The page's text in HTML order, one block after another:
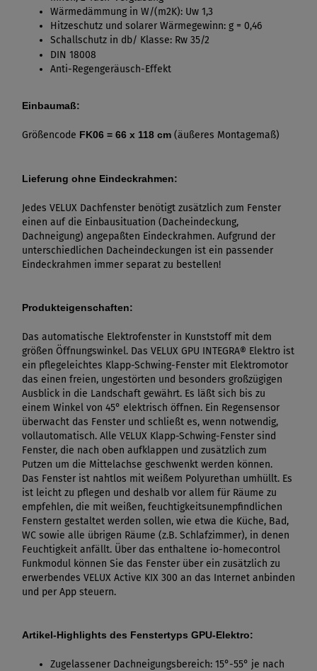
Wärmedämmung in W/(m2K): Uw 1,3
Hitzeschutz und solarer Wärmegewinn: g = 0,46
Schallschutz in db/ Klasse: Rw 35/2
DIN 18008
Anti-Regengeräusch-Effekt
Einbaumaß:
Größencode FK06 = 66 x 118 cm (äußeres Montagemaß)
Lieferung ohne Eindeckrahmen:
Jedes VELUX Dachfenster benötigt zusätzlich zum Fenster
einen auf die Einbausituation (Dacheindeckung,
Dachneigung) angepaßten Eindeckrahmen. Aufgrund der
unterschiedlichen Dacheindeckungen ist ein passender
Eindeckrahmen immer separat zu bestellen!
Produkteigenschaften:
Das automatische Elektrofenster in Kunststoff mit dem
größen Öffnungswinkel. Das VELUX GPU INTEGRA® Elektro ist
ein pflegeleichtes Klapp-Schwing-Fenster mit Elektromotor
das einen freien, ungestörten und besonders großzügigen
Ausblick in die Landschaft gewährt. Es läßt sich bis zu
einem Winkel von 45° elektrisch öffnen. Ein Regensensor
überwacht das Fenster und schließt es, wenn notwendig,
vollautomatisch. Alle VELUX Klapp-Schwing-Fenster sind
Fenster, die nach oben aufklappen und zusätzlich zum
Putzen um die Mittelachse geschwenkt werden können.
Das Fenster ist nahtlos mit weißem Polyurethan umhüllt. Es
ist leicht zu pflegen und deshalb vor allem für Räume zu
empfehlen, die mit weißen, feuchtigkeitsunempfindlichen
Fenstern gestaltet werden sollen, wie etwa die Küche, Bad,
WC sowie alle übrigen Räume (z.B. Schlafzimmer), in denen
Feuchtigkeit anfällt. Über das enthaltene io-homecontrol
Funkmodul können Sie das Fenster über ein zusätzlich zu
erwerbendes VELUX Active KIX 300 an das Internet anbinden
und per App steuern.
Artikel-Highlights des Fenstertyps GPU-Elektro:
Zugelassener Dachneigungsbereich: 15°-55° je nach